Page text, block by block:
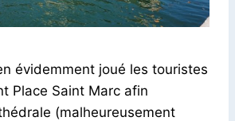
évidemment joué les touristes
Place Saint Marc afin
(malheureusement